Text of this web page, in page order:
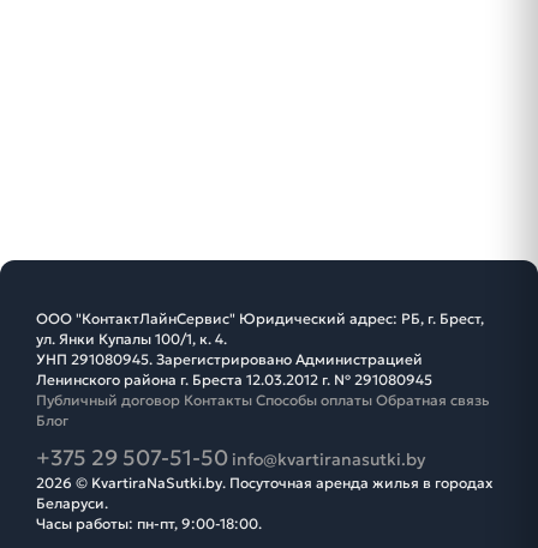
ООО "КонтактЛайнСервис" Юридический адрес: РБ, г. Брест,
ул. Янки Купалы 100/1, к. 4.
УНП 291080945. Зарегистрировано Администрацией
Ленинского района г. Бреста 12.03.2012 г. № 291080945
Публичный договор Контакты Способы оплаты Обратная связь
Блог
+375 29 507-51-50 info@kvartiranasutki.by
2026 © KvartiraNaSutki.by. Посуточная аренда жилья в городах
Беларуси.
Часы работы: пн-пт, 9:00-18:00.